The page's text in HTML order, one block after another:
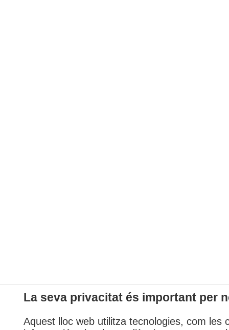
La seva privacitat és important per
Aquest lloc web utilitza tecnologies, com les